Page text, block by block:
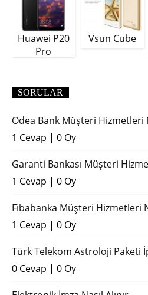
Huawei P20
Pro
Vsun Cube
SORULAR
Odea Bank Müşteri Hizmetleri
1 Cevap | 0 Oy
Garanti Bankası Müşteri
1 Cevap | 0 Oy
Fibabanka Müşteri Hizmetleri
1 Cevap | 0 Oy
Türk Telekom Astroloji Paketi
0 Cevap | 0 Oy